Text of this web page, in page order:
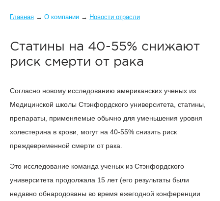
Вы здесь
Главная → О компании → Новости отрасли
Статины на 40-55% снижают
риск смерти от рака
Согласно новому исследованию американских ученых из
Медицинской школы Стэнфордского университета, статины,
препараты, применяемые обычно для уменьшения уровня
холестерина в крови, могут на 40-55% снизить риск
преждевременной смерти от рака.
Это исследование команда ученых из Стэнфордского
университета продолжала 15 лет (его результаты были
недавно обнародованы во время ежегодной конференции